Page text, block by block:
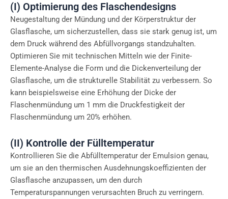
(I) Optimierung des Flaschendesigns
Neugestaltung der Mündung und der Körperstruktur der
Glasflasche, um sicherzustellen, dass sie stark genug ist, um
dem Druck während des Abfüllvorgangs standzuhalten.
Optimieren Sie mit technischen Mitteln wie der Finite-
Elemente-Analyse die Form und die Dickenverteilung der
Glasflasche, um die strukturelle Stabilität zu verbessern. So
kann beispielsweise eine Erhöhung der Dicke der
Flaschenmündung um 1 mm die Druckfestigkeit der
Flaschenmündung um 20% erhöhen.
(II) Kontrolle der Fülltemperatur
Kontrollieren Sie die Abfülltemperatur der Emulsion genau,
um sie an den thermischen Ausdehnungskoeffizienten der
Glasflasche anzupassen, um den durch
Temperaturspannungen verursachten Bruch zu verringern.